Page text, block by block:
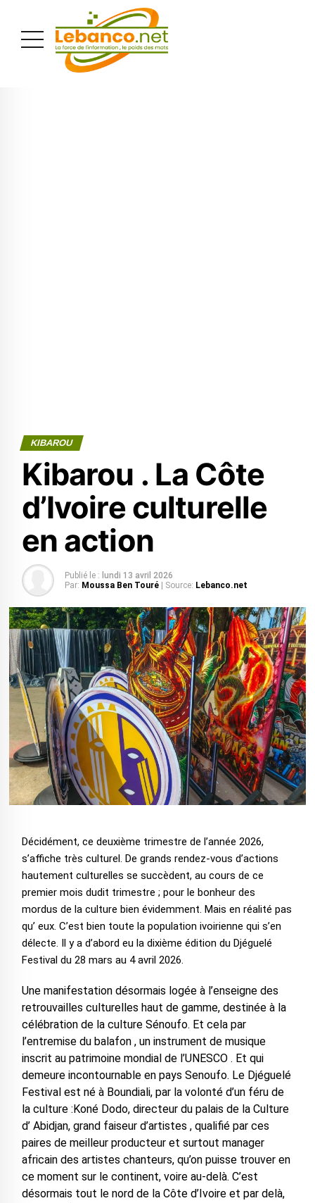
KIBAROU
Kibarou . La Côte
d’Ivoire culturelle
en action
Publié le : lundi 13 avril 2026
Par: Moussa Ben Touré | Source: Lebanco.net
Décidément, ce deuxième trimestre de l’année 2026,
s’affiche très culturel. De grands rendez-vous d’actions
hautement culturelles se succèdent, au cours de ce
premier mois dudit trimestre ; pour le bonheur des
mordus de la culture bien évidemment. Mais en réalité pas
qu’ eux. C’est bien toute la population ivoirienne qui s’en
délecte. Il y a d’abord eu la dixième édition du Djéguelé
Festival du 28 mars au 4 avril 2026.
Une manifestation désormais logée à l’enseigne des
retrouvailles culturelles haut de gamme, destinée à la
célébration de la culture Sénoufo. Et cela par
l’entremise du balafon , un instrument de musique
inscrit au patrimoine mondial de l’UNESCO . Et qui
demeure incontournable en pays Senoufo. Le Djéguelé
Festival est né à Boundiali, par la volonté d’un féru de
la culture :Koné Dodo, directeur du palais de la Culture
d’ Abidjan, grand faiseur d’artistes , qualifié par ces
paires de meilleur producteur et surtout manager
africain des artistes chanteurs, qu’on puisse trouver en
ce moment sur le continent, voire au-delà. C’est
désormais tout le nord de la Côte d’Ivoire et par delà,